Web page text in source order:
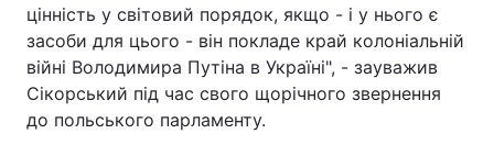
цінність у світовий порядок, якщо - і у нього є
засоби для цього - він покладе край колоніальній
війні Володимира Путіна в Україні", - зауважив
Сікорський під час свого щорічного звернення
до польського парламенту.